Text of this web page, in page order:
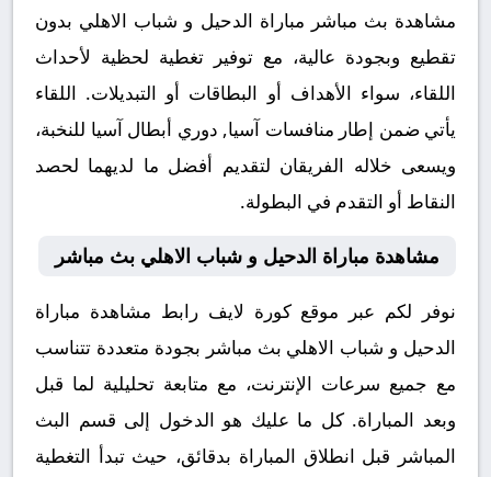
مشاهدة بث مباشر مباراة الدحيل و شباب الاهلي بدون
تقطيع وبجودة عالية، مع توفير تغطية لحظية لأحداث
اللقاء، سواء الأهداف أو البطاقات أو التبديلات. اللقاء
يأتي ضمن إطار منافسات آسيا, دوري أبطال آسيا للنخبة،
ويسعى خلاله الفريقان لتقديم أفضل ما لديهما لحصد
النقاط أو التقدم في البطولة.
مشاهدة مباراة الدحيل و شباب الاهلي بث مباشر
نوفر لكم عبر موقع كورة لايف رابط مشاهدة مباراة
الدحيل و شباب الاهلي بث مباشر بجودة متعددة تتناسب
مع جميع سرعات الإنترنت، مع متابعة تحليلية لما قبل
وبعد المباراة. كل ما عليك هو الدخول إلى قسم البث
المباشر قبل انطلاق المباراة بدقائق، حيث تبدأ التغطية